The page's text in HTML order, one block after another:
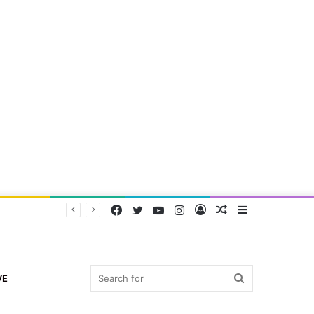
Random
Log
Instagram
YouTube
Twitter
Facebook